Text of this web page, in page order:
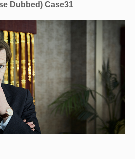
Dubbed) Case31